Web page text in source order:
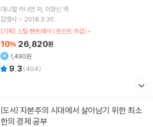
대니얼 카너먼 저 이창신 역
김영사
2018.3.30.
[기획] 스틸 펜트레이 (포인트 차감)
10% 26,820원
1,490원
9.3(404)
[도서]
한의 경제 공부